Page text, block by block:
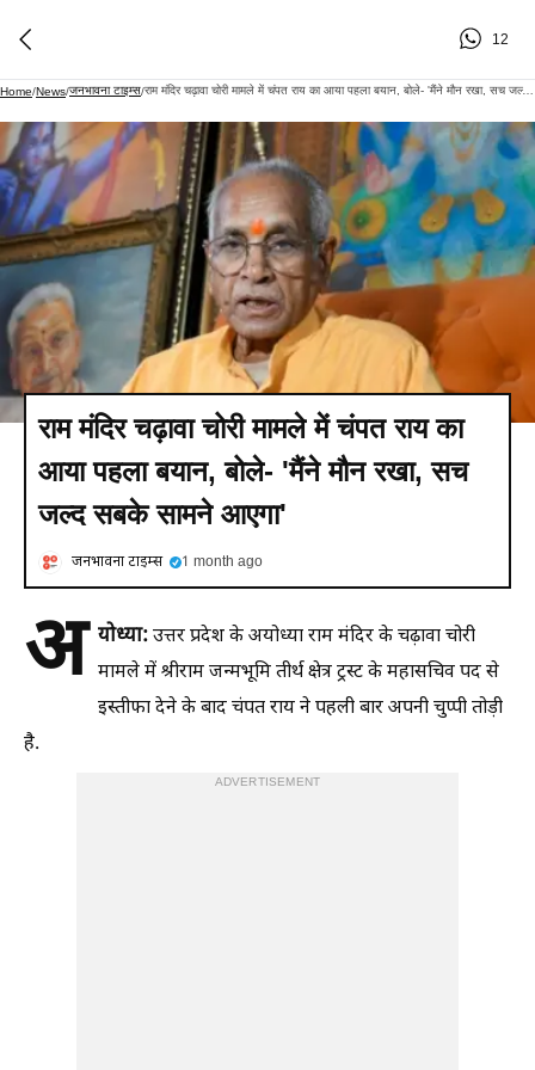
12
Home/News/जनभावना टाइम्स/ राम मंदिर चढ़ावा चोरी मामले में चंपत राय का आया पहला बयान, बोले- 'मैंने मौन रखा, सच जल्द सबके सामने आएगा'
राम मंदिर चढ़ावा चोरी मामले में चंपत राय का
आया पहला बयान, बोले- 'मैंने मौन रखा, सच
जल्द सबके सामने आएगा'
जनभावना टाइम्स 1 month ago
अ योध्या:उत्तर प्रदेश के अयोध्या राम मंदिर के चढ़ावा चोरी
मामले में श्रीराम जन्मभूमि तीर्थ क्षेत्र ट्रस्ट के महासचिव पद से
इस्तीफा देने के बाद चंपत राय ने पहली बार अपनी चुप्पी तोड़ी
है.
ADVERTISEMENT